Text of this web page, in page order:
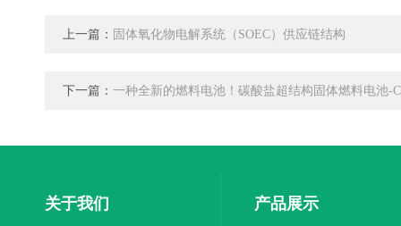
上一篇： 固体氧化物电解系统（SOEC）供应链结构
下一篇： 一种全新的燃料电池！碳酸盐超结构固体燃料电池-
关于我们 产品展示